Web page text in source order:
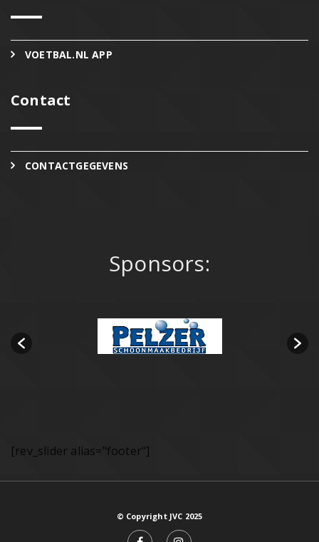
VOETBAL.NL APP
Contact
CONTACTGEGEVENS
Sponsors:
[rev_slider alias="footer"]
© Copyright JVC 2025